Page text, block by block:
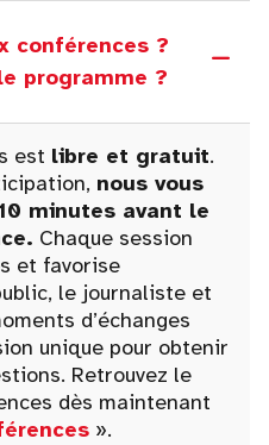
conférences ?
programme ?
est libre et gratuit.
nous vous
minutes avant le
Chaque session
et favorise
le journaliste et
d’échanges
unique pour obtenir
Retrouvez le
dès maintenant
».